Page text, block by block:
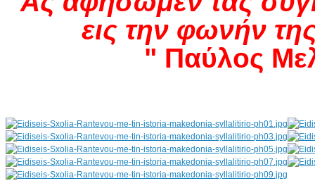
εις την φωνήν
" Παύλος